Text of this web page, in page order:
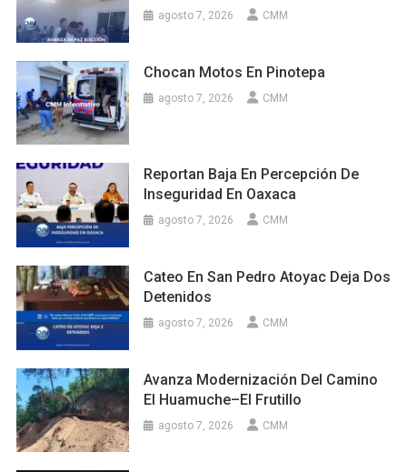
agosto 7, 2026 CMM
Chocan Motos En Pinotepa
agosto 7, 2026 CMM
Reportan Baja En Percepción De
Inseguridad En Oaxaca
agosto 7, 2026 CMM
Cateo En San Pedro Atoyac Deja Dos
Detenidos
agosto 7, 2026 CMM
Avanza Modernización Del Camino
El Huamuche–El Frutillo
agosto 7, 2026 CMM